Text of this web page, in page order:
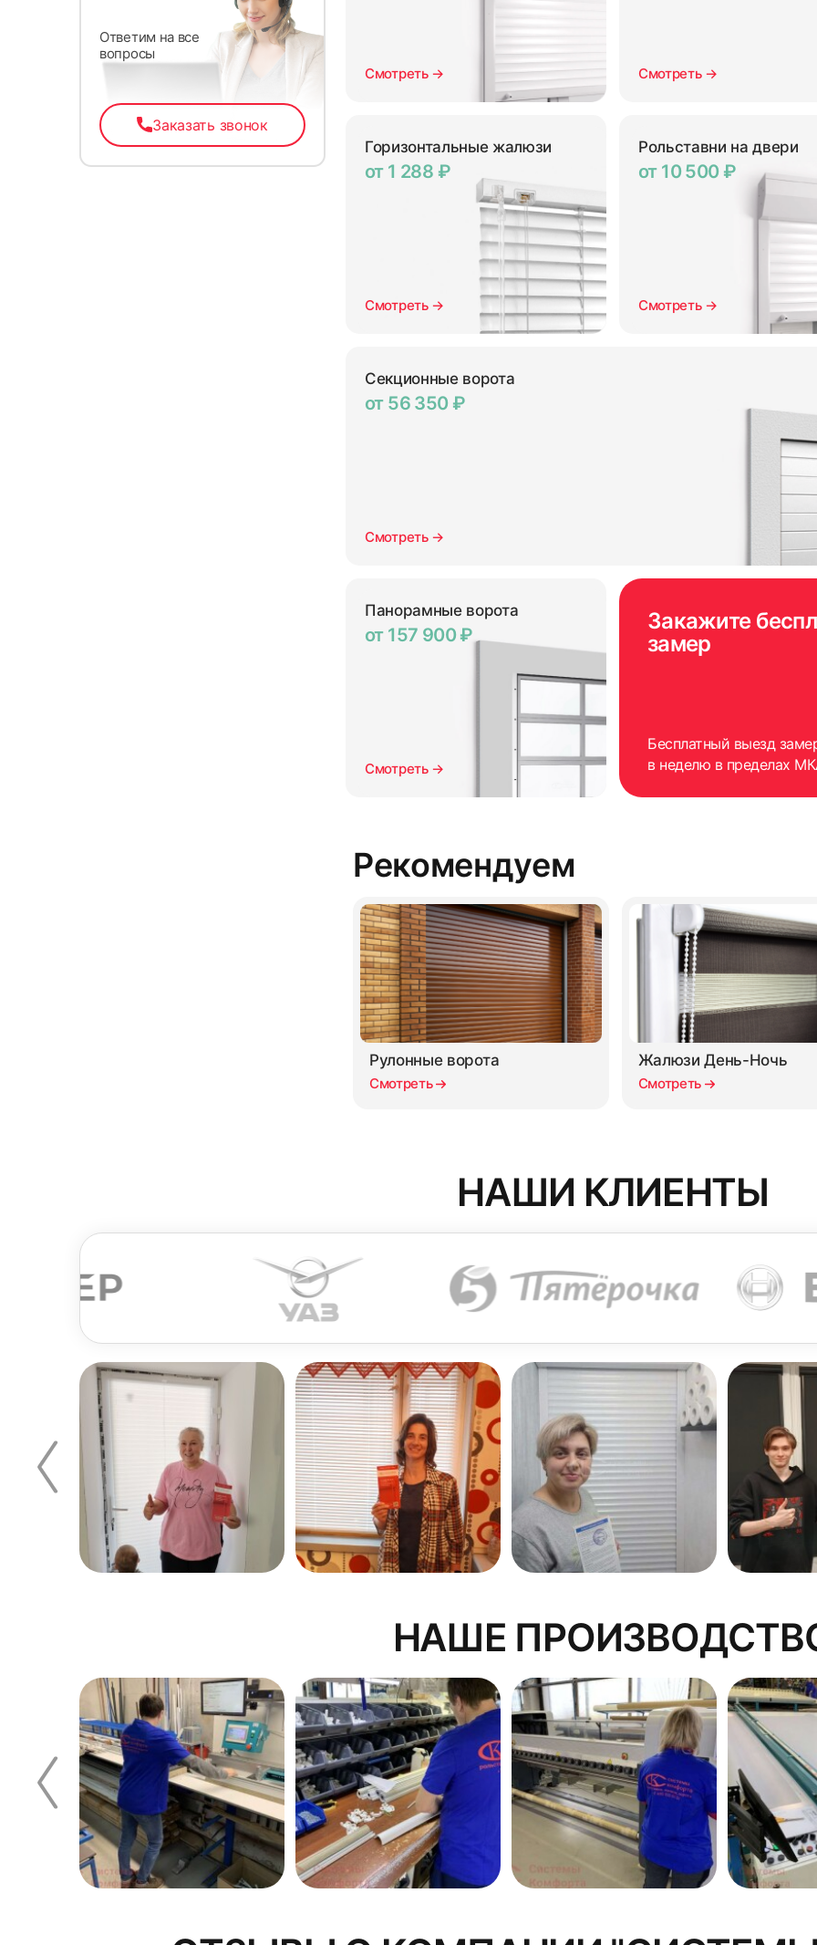
Ответим на все
вопросы
Заказать звонок
Смотреть → Смотреть →
Горизонтальные жалюзи
от 1 288 ₽
Смотреть →
Рольставни на двери
от 10 500 ₽
Смотреть →
Секционные ворота
от 56 350 ₽
Смотреть →
Панорамные ворота
от 157 900 ₽
Смотреть →
Закажите
замер
Бесплатный выезд
в неделю в пределах
Рекомендуем
Рулонные ворота
Смотреть
Жалюзи День-Ночь
Смотреть
НАШИ КЛИЕНТЫ
НАШЕ